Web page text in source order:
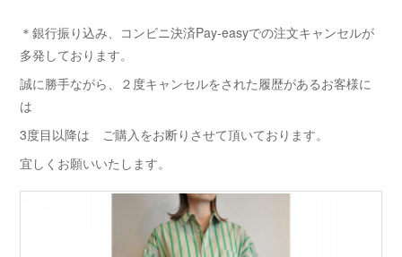
＊銀行振り込み、コンビニ決済Pay-easyでの注文キャンセルが
多発しております。
誠に勝手ながら、２度キャンセルをされた履歴があるお客様に
は
3度目以降は ご購入をお断りさせて頂いております。
宜しくお願いいたします。